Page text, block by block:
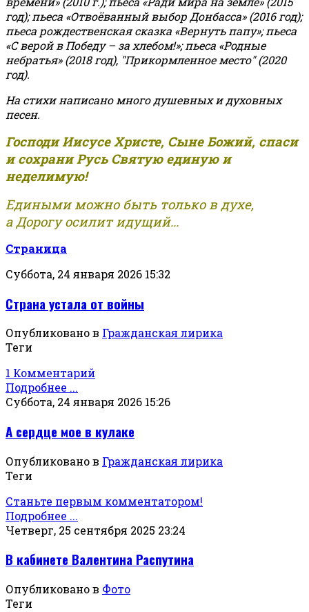
год); пьеса «Отвоёванный выбор Донбасса» (2016 год);
пьеса рождественская сказка «Вернуть папу»; пьеса
«С верой в Победу – за хлебом!»;пьеса «Родные
небратья» (2018 год), "Прикормленное место" (2020
год).
На стихи написано много душевных и духовных
песен.
Господи Иисусе Христе, Сыне Божий, спаси
и сохрани Русь Святую единую и
неделимую!
Едиными можно быть только в духе,
а Дорогу осилит идущий...
Страница
Суббота, 24 января 2026 15:32
Страна устала от войны
Опубликовано в Гражданская лирика
Теги
1 Комментарий
Подробнее ...
Суббота, 24 января 2026 15:26
А сердце мое в кулаке
Опубликовано в Гражданская лирика
Теги
Станьте первым комментатором!
Подробнее ...
Четверг, 25 сентября 2025 23:24
В кабинете Валентина Распутина
Опубликовано в Фото
Теги